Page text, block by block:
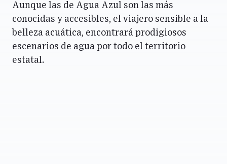
Aunque las de Agua Azul son las más
conocidas y accesibles, el viajero sensible a la
belleza acuática, encontrará prodigiosos
escenarios de agua por todo el territorio
estatal.